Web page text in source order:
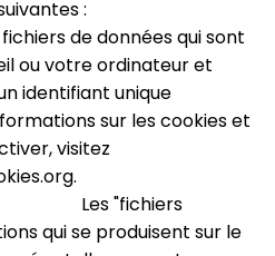
:
de données qui sont
ou votre ordinateur et
identifiant unique
sur les cookies et
visitez
Les "fichiers
qui se produisent sur le